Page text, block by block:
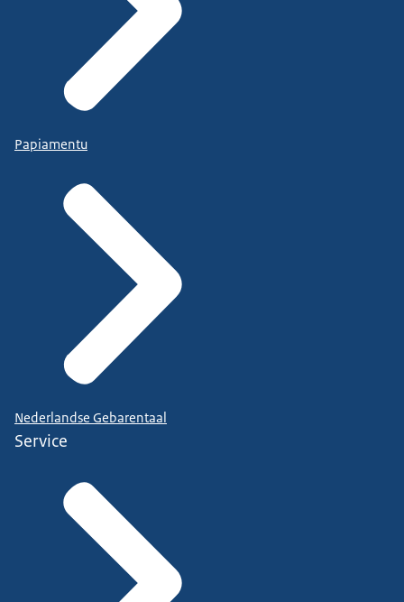
Papiamentu
Nederlandse Gebarentaal
Service